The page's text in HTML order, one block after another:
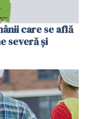
care se află
severă și